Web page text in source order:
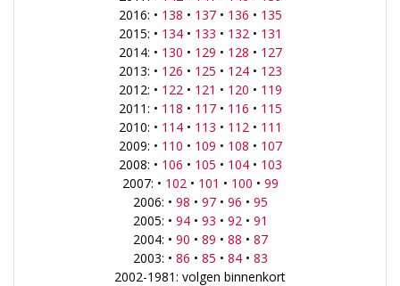
2016: • 138 • 137• 136 • 135
2015: • 134• 133 • 132 • 131
2014: • 130 • 129 • 128 • 127
2013: • 126 • 125 • 124• 123
2012: • 122 • 121 • 120 • 119
2011: • 118 • 117• 116 • 115
2010: • 114• 113 • 112 • 111
2009: • 110 • 109 • 108 • 107
2008: • 106 • 105 • 104• 103
2007: • 102 • 101 • 100 • 99
2006: • 98 • 97• 96 • 95
2005: • 94• 93 • 92 • 91
2004: • 90 • 89 • 88 • 87
2003: • 86 • 85 • 84• 83
2002-1981: volgen binnenkort